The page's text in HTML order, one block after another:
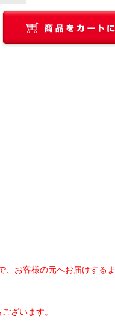
お客様の元へお届けする
ざいます。